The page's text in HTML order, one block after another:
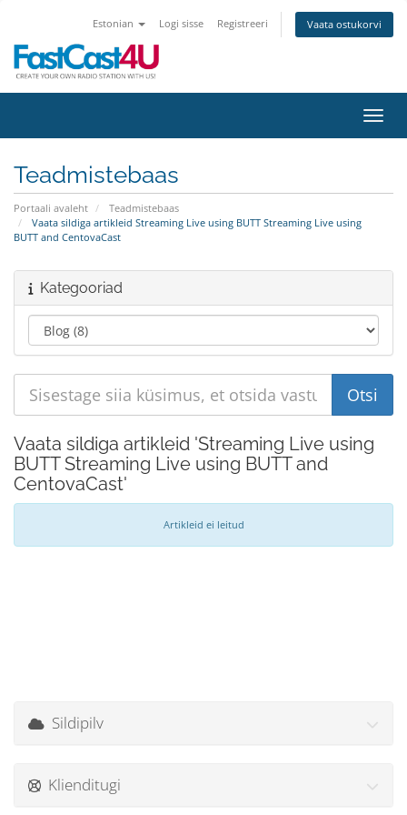
Estonian Logi sisse Registreeri Vaata ostukorvi
Teadmistebaas
Portaali avaleht
Teadmistebaas
Vaata sildiga artikleid Streaming Live using BUTT Streaming Live using
BUTT and CentovaCast
Kategooriad
Vaata sildiga artikleid 'Streaming Live using
BUTT Streaming Live using BUTT and
CentovaCast'
Artikleid ei leitud
Sildipilv
Klienditugi